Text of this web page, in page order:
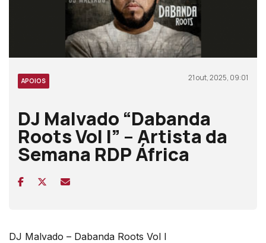
APOIOS 21 out, 2025, 09:01
DJ Malvado “Dabanda
Roots Vol I” – Artista da
Semana RDP África
DJ Malvado – Dabanda Roots Vol I